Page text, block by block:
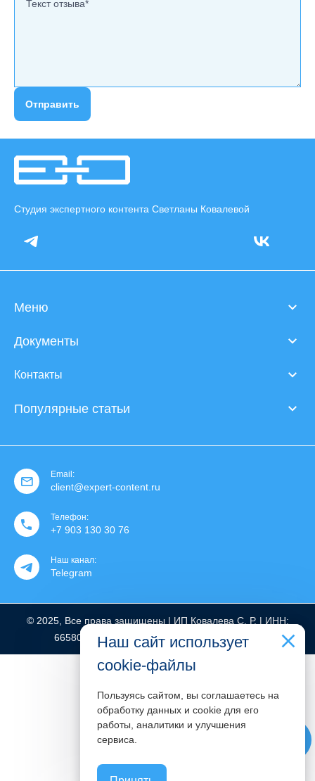
Отправить
Студия экспертного контента Светланы Ковалевой
Меню
Документы
Контакты
Популярные статьи
Email:
client@expert-content.ru
Телефон:
+7 903 130 30 76
Наш канал:
Telegram
© 2025, Все права защищены | ИП Ковалева С. Р. | ИНН:
665801776712 | ОГРНИП: 319665800022369
Наш сайт использует
cookie-файлы
Пользуясь сайтом, вы соглашаетесь на
обработку данных и cookie для его
работы, аналитики и улучшения
сервиса.